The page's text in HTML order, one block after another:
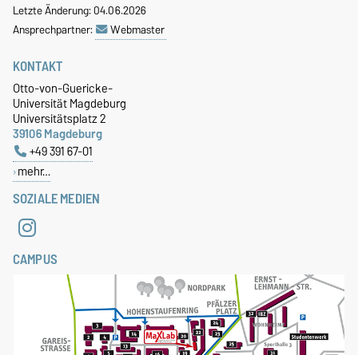
Letzte Änderung: 04.06.2026
Ansprechpartner:
Webmaster
SOZIALE MEDIEN
KONTAKT
Otto-von-Guericke-
Universität Magdeburg
Universitätsplatz 2
39106 Magdeburg
+49 391 67-01
mehr…
CAMPUS